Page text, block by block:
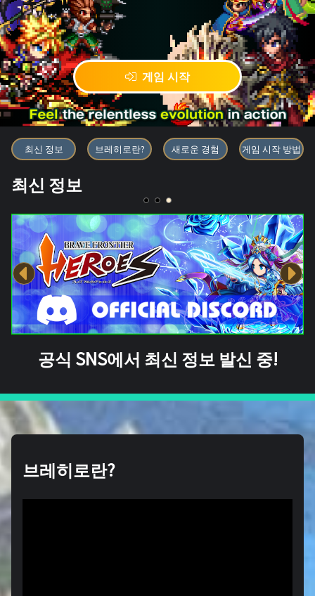
게임 시작
블록체인 게임 「BRAVE
최신 정보 브레히로란? 새로운 경험 게임 시작 방법
최신 정보
공식 SNS에서 최신 정보 발신 중!
브레히로란?